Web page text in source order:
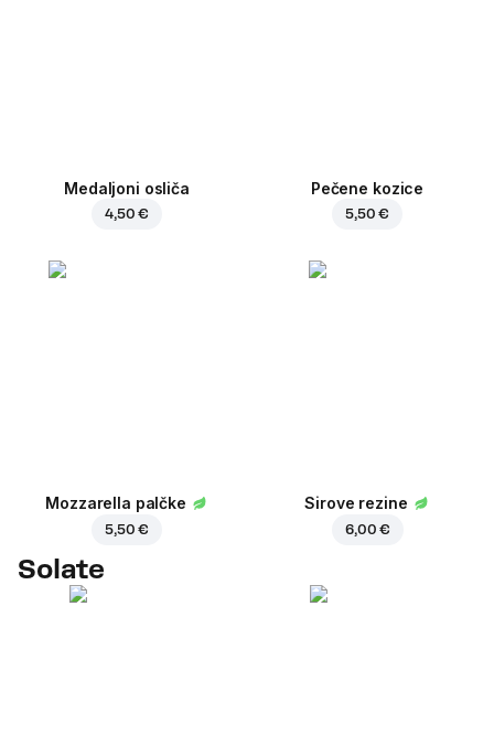
Medaljoni osliča
4,50 €
Pečene kozice
5,50 €
Mozzarella palčke
5,50 €
Sirove rezine
6,00 €
Solate